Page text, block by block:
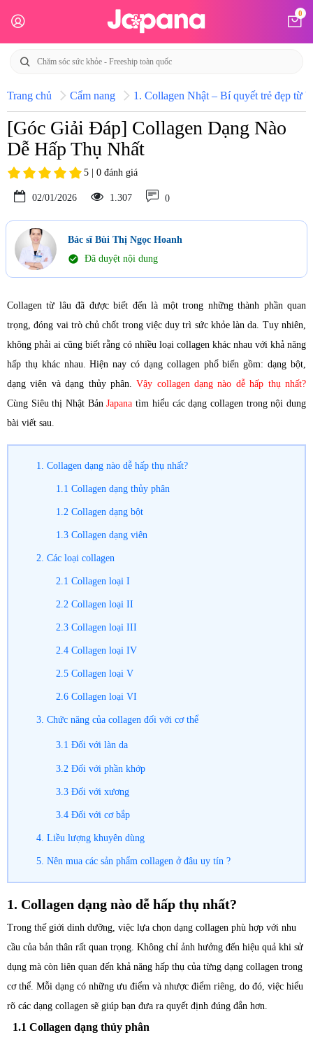
0
Trang chủ Cẩm nang 1. Collagen Nhật – Bí quyết trẻ đẹp từ
[Góc Giải Đáp] Collagen Dạng Nào
Dễ Hấp Thụ Nhất
5 | 0 đánh giá
02/01/2026 1.307 0
Bác sĩ Bùi Thị Ngọc Hoanh
check_circle Đã duyệt nội dung
Collagen từ lâu đã được biết đến là một trong những thành phần quan
trọng, đóng vai trò chủ chốt trong việc duy trì sức khỏe làn da. Tuy nhiên,
không phải ai cũng biết rằng có nhiều loại collagen khác nhau với khả năng
hấp thụ khác nhau. Hiện nay có dạng collagen phổ biến gồm: dạng bột,
dạng viên và dạng thủy phân. Vậy collagen dạng nào dễ hấp thụ nhất?
Cùng Siêu thị Nhật BảnJapana tìm hiểu các dạng collagen trong nội dung
bài viết sau.
1. Collagen dạng nào dễ hấp thụ nhất?
1.1 Collagen dạng thủy phân
1.2 Collagen dạng bột
1.3 Collagen dạng viên
2. Các loại collagen
2.1 Collagen loại I
2.2 Collagen loại II
2.3 Collagen loại III
2.4 Collagen loại IV
2.5 Collagen loại V
2.6 Collagen loại VI
3. Chức năng của collagen đối với cơ thể
3.1 Đối với làn da
3.2 Đối với phần khớp
3.3 Đối với xương
3.4 Đối với cơ bắp
4. Liều lượng khuyên dùng
5. Nên mua các sản phẩm collagen ở đâu uy tín ?
1. Collagen dạng nào dễ hấp thụ nhất?
Trong thế giới dinh dưỡng, việc lựa chọn dạng collagen phù hợp với nhu
cầu của bản thân rất quan trọng. Không chỉ ảnh hưởng đến hiệu quả khi sử
dụng mà còn liên quan đến khả năng hấp thụ của từng dạng collagen trong
cơ thể. Mỗi dạng có những ưu điểm và nhược điểm riêng, do đó, việc hiểu
rõ các dạng collagen sẽ giúp bạn đưa ra quyết định đúng đắn hơn.
1.1 Collagen dạng thủy phân